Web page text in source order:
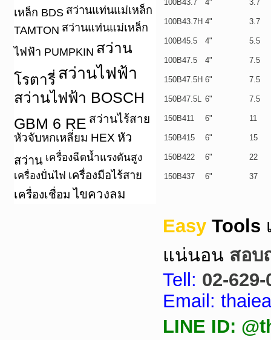
เหล็ก BDS สว่านแท่นแม่เหล็ก
TAMTON สว่านแท่นแม่เหล็ก
ไฟฟ้า PUMPKIN สว่าน
โรตารี่ สว่านไฟฟ้า
สว่านไฟฟ้า BOSCH
GBM 6 RE สว่านไร้สาย
หัวจับหกเหลี่ยม HEX หัว
สว่าน เครื่องฉีดน้ำแรงดันสูง
เครื่องปั่นไฟ เครื่องมือไร้สาย
เครื่องเชื่อม ไขควงลม
100B43.7 4" 3.7
100B43.7H 4" 3.7
100B45.5 4" 5.5
100B47.5 4" 7.5
150B47.5H 6" 7.5
150B47.5L 6" 7.5
150B411 6" 11
150B415 6" 15
150B422 6" 22
150B437 6" 37
Easy Tools
แน่นอน สอบ
Tell: 02-629-
Email:
LINE ID: